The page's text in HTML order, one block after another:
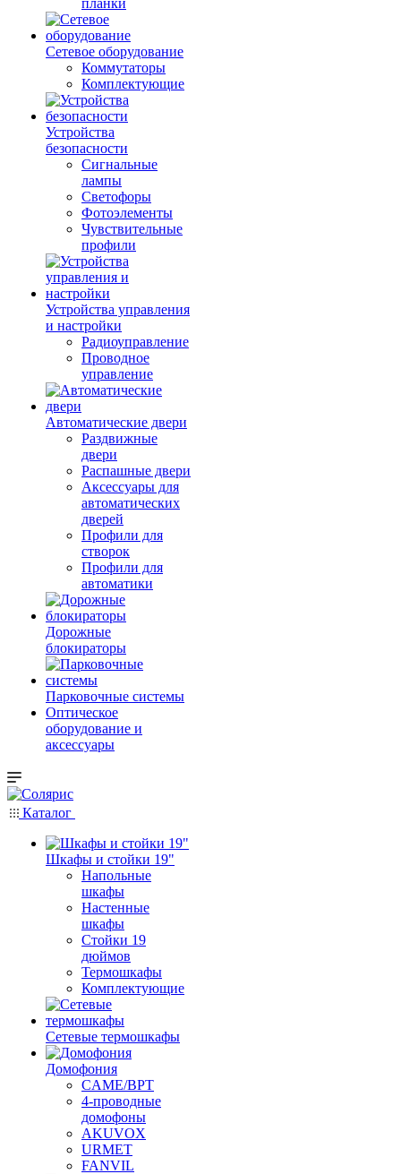
планки
Сетевое оборудование
Коммутаторы
Комплектующие
Устройства
безопасности
Сигнальные
лампы
Светофоры
Фотоэлементы
Чувствительные
профили
Устройства управления
и настройки
Радиоуправление
Проводное
управление
Автоматические двери
Раздвижные
двери
Распашные двери
Аксессуары для
автоматических
дверей
Профили для
створок
Профили для
автоматики
Дорожные
блокираторы
Парковочные системы
Оптическое
оборудование и
аксессуары
Каталог
Шкафы и стойки 19"
Напольные
шкафы
Настенные
шкафы
Стойки 19
дюймов
Термошкафы
Комплектующие
Сетевые термошкафы
Домофония
CAME/BPT
4-проводные
домофоны
AKUVOX
URMET
FANVIL